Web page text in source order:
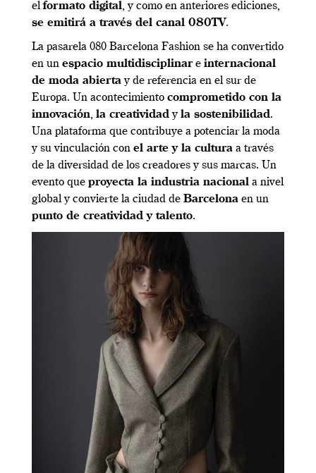
elformato digital, y como en anteriores ediciones,
se emitirá a través del canal 080TV.
La pasarela 080 Barcelona Fashion se ha convertido
en un espacio multidisciplinare internacional
de moda abiertay de referencia en el sur de
Europa. Un acontecimiento comprometido con la
innovación, la creatividadyla sostenibilidad.
Una plataforma que contribuye a potenciar la moda
y su vinculación con el arte y la cultura a través
de la diversidad de los creadores y sus marcas. Un
evento que proyecta la industria nacional a nivel
global y convierte la ciudad de Barcelona en un
punto de creatividad y talento.